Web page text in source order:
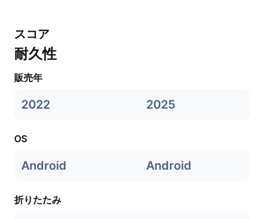
スコア
耐久性
販売年
2022 2025
OS
Android Android
折りたたみ